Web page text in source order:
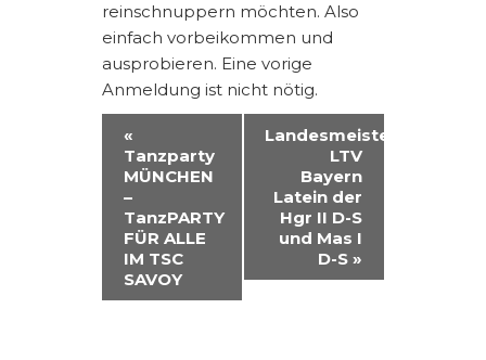
reinschnuppern möchten. Also
einfach vorbeikommen und
ausprobieren. Eine vorige
Anmeldung ist nicht nötig.
V
R
A
N
S
«
Tanzparty
MÜNCHEN
–
TanzPARTY
FÜR ALLE
IM TSC
SAVOY
Landesmeisterschaften
LTV
Bayern
Latein der
Hgr II D-S
und Mas I
D-S »